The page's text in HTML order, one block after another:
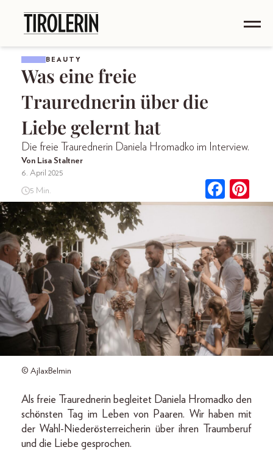
BEAUTY
Was eine freie
Traurednerin über die
Liebe gelernt hat
Die freie Traurednerin Daniela Hromadko im Interview.
Von Lisa Staltner
6. April 2025
5 Min.
© AjlaxBelmin
Als freie Traurednerin begleitet Daniela Hromadko den
schönsten Tag im Leben von Paaren. Wir haben mit
der Wahl-Niederösterreicherin über ihren Traumberuf
und die Liebe gesprochen.